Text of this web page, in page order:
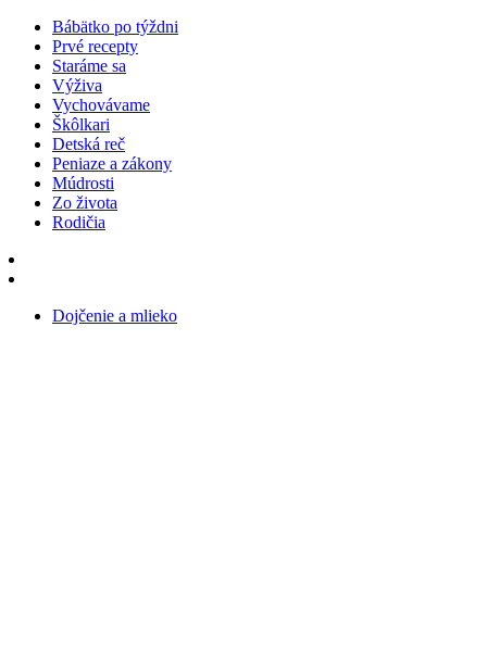
Bábätko po týždni
Prvé recepty
Staráme sa
Výživa
Vychovávame
Škôlkari
Detská reč
Peniaze a zákony
Múdrosti
Zo života
Rodičia
Dojčenie a mlieko